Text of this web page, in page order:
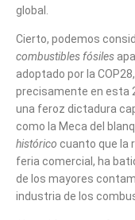
global.
Cierto, podemos
combustibles fósiles
adoptado por la
precisamente en esta
una feroz dictadura
como la Meca del
histórico cuanto que la
feria comercial, ha
de los mayores
industria de los